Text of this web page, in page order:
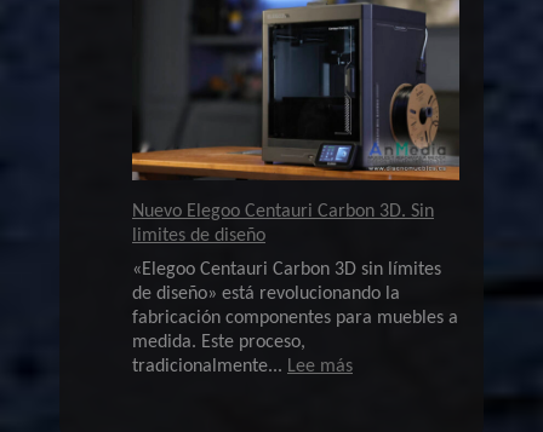
Nuevo Elegoo Centauri Carbon 3D. Sin
limites de diseño
«Elegoo Centauri Carbon 3D sin límites
de diseño» está revolucionando la
fabricación componentes para muebles a
medida. Este proceso,
tradicionalmente... Lee más: